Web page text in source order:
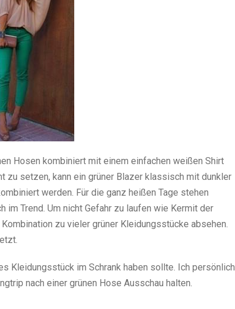
Hosen kombiniert mit einem einfachen weißen Shirt
zu setzen, kann ein grüner Blazer klassisch mit dunkler
werden. Für die ganz heißen Tage stehen
Trend. Um nicht Gefahr zu laufen wie Kermit der
zu vieler grüner Kleidungsstücke absehen.
Kleidungsstück im Schrank haben sollte. Ich persönlich
nach einer grünen Hose Ausschau halten.